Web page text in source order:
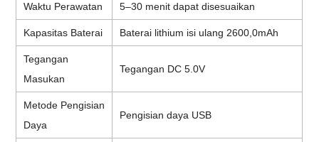
Waktu Perawatan 5–30 menit dapat disesuaikan
Kapasitas Baterai Baterai lithium isi ulang 2600,0mAh
Tegangan
Masukan
Tegangan DC 5.0V
Metode Pengisian
Daya
Pengisian daya USB